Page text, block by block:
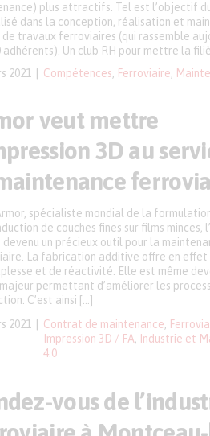
2021 Compétences Ferroviaire
plus attractifs. Tel est l’objectif
dans la conception, réalisation et
de travaux ferroviaires (qui rassemble
adhérents). Un club RH pour mettre la
veut mettre
3D au
2021 Contrat de maintenance
Impression 3D / FA
Industrie et
4.0
spécialiste mondial de la
de couches fines sur films minces,
devenu un précieux outil pour la
La fabrication additive offre en effet
et de réactivité. Elle est même
permettant d’améliorer les
C’est ainsi […]
vous de